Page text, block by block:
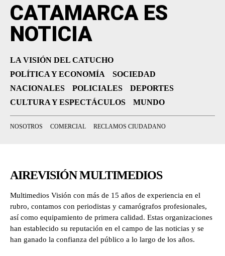
CATAMARCA ES
NOTICIA
LA VISIÓN DEL CATUCHO
POLÍTICA Y ECONOMÍA
SOCIEDAD
NACIONALES
POLICIALES
DEPORTES
CULTURA Y ESPECTÁCULOS
MUNDO
NOSOTROS COMERCIAL RECLAMOS CIUDADANO
AIREVISIÓN MULTIMEDIOS
Multimedios Visión con más de 15 años de experiencia en el
rubro, contamos con periodistas y camarógrafos profesionales,
así como equipamiento de primera calidad. Estas organizaciones
han establecido su reputación en el campo de las noticias y se
han ganado la confianza del público a lo largo de los años.